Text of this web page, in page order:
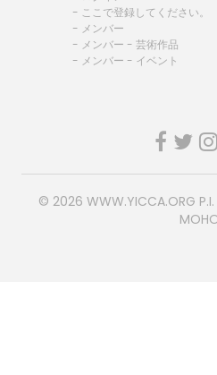
- ここで登録してください。
- メンバー
- メンバー - 芸術作品
- メンバー - イベント
© 2026 WWW.YICCA.ORG